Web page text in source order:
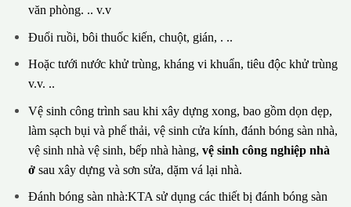
văn phòng. .. v.v
Đuổi ruồi, bôi thuốc kiến, chuột, gián, . ..
Hoặc tưới nước khử trùng, kháng vi khuẩn, tiêu độc khử trùng
v.v. ..
Vệ sinh công trình sau khi xây dựng xong, bao gồm dọn dẹp,
làm sạch bụi và phế thải, vệ sinh cửa kính, đánh bóng sàn nhà,
vệ sinh nhà vệ sinh, bếp nhà hàng, vệ sinh công nghiệp nhà
ởsau xây dựng và sơn sửa, dặm vá lại nhà.
Đánh bóng sàn nhà:KTA sử dụng các thiết bị đánh bóng sàn